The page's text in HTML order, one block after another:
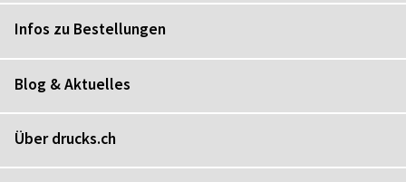
Infos zu Bestellungen
Blog & Aktuelles
Über drucks.ch